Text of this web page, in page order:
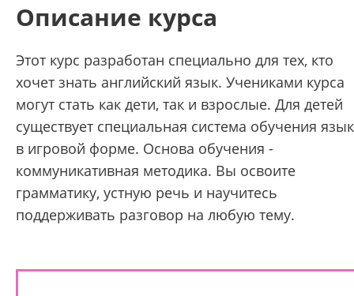
Описание курса
Этот курс разработан специально для тех, кто
хочет знать английский язык. Учениками курса
могут стать как дети, так и взрослые. Для детей
существует специальная система обучения
в игровой форме. Основа обучения -
коммуникативная методика. Вы освоите
грамматику, устную речь и научитесь
поддерживать разговор на любую тему.